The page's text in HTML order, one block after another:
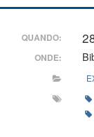
QUANDO:
ONDE: